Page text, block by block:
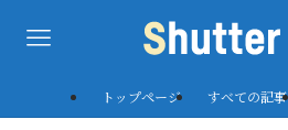
トップページ すべての記事